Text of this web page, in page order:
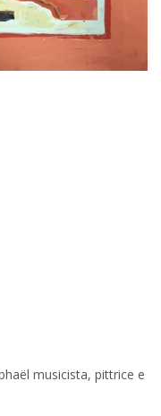
musicista, pittrice e